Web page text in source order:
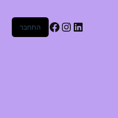
LinkedIn
Instagram
Facebook
התחבר